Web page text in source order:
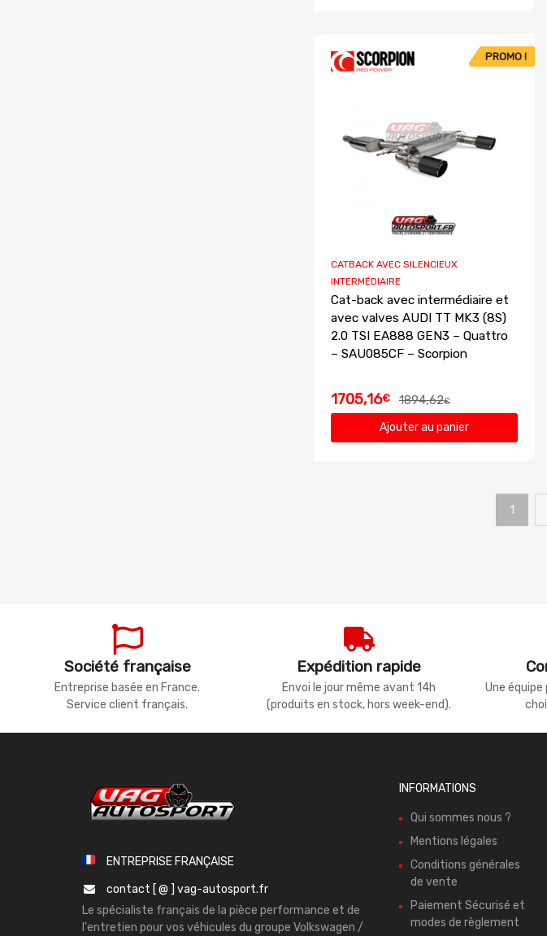
PROMO !
CATBACK AVEC SILENCIEUX
INTERMÉDIAIRE
Cat-back avec intermédiaire et
avec valves AUDI TT MK3 (8S)
2.0 TSI EA888 GEN3 – Quattro
– SAU085CF – Scorpion
1894,62€
1705,16€
Ajouter au panier
1
Société française
Entreprise basée en France.
Service client français.
Expédition rapide
Envoi le jour même avant 14h
(produits en stock, hors week-end).
Une équipe
ENTREPRISE FRANÇAISE
contact [ @ ] vag-autosport.fr
Le spécialiste français de la pièce performance et de
l'entretien pour vos véhicules du groupe Volkswagen /
INFORMATIONS
Qui sommes nous ?
Mentions légales
Conditions générales
de vente
Paiement Sécurisé et
modes de règlement